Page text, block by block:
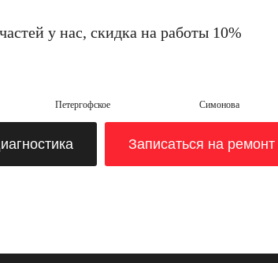
у нас, скидка на работы 10%
Петергофское Симонова
Записаться на ремонт